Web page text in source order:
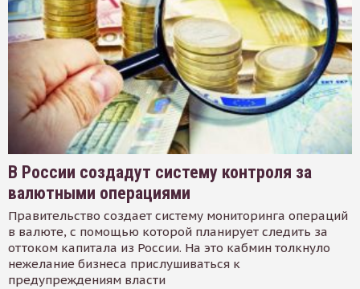
В России создадут систему контроля за
валютными операциями
Правительство создает систему мониторинга операций
в валюте, с помощью которой планирует следить за
оттоком капитала из России. На это кабмин толкнуло
нежелание бизнеса прислушиваться к
предупреждениям власти